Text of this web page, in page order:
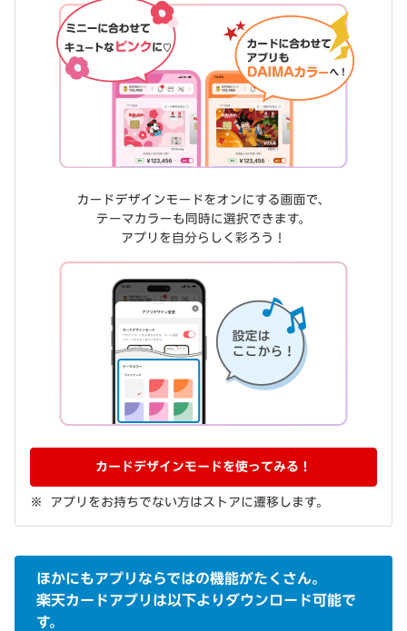
カードデザインモードを使ってみる！
アプリをお持ちでない方はストアに遷移します。
ほかにもアプリならではの機能がたくさん。
楽天カードアプリは以下よりダウンロード可能で
す。